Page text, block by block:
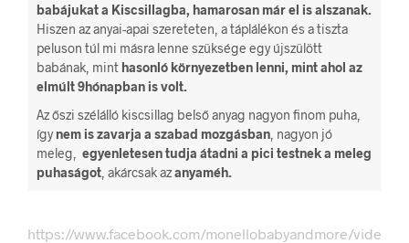
babájukat a Kiscsillagba, hamarosan már el is alszanak.
Hiszen az anyai-apai szereteten, a táplálékon és a tiszta
peluson túl mi másra lenne szüksége egy újszülött
babának, mint hasonló környezetben lenni, mint ahol az
elmúlt 9hónapban is volt.
Az őszi szélálló kiscsillag belső anyag nagyon finom puha,
így nem is zavarja a szabad mozgásban , nagyon jó
meleg, egyenletesen tudja átadni a pici testnek a meleg
puhaságot , akárcsak azanyaméh.
https://www.facebook.com/monellobabyandmore/vide